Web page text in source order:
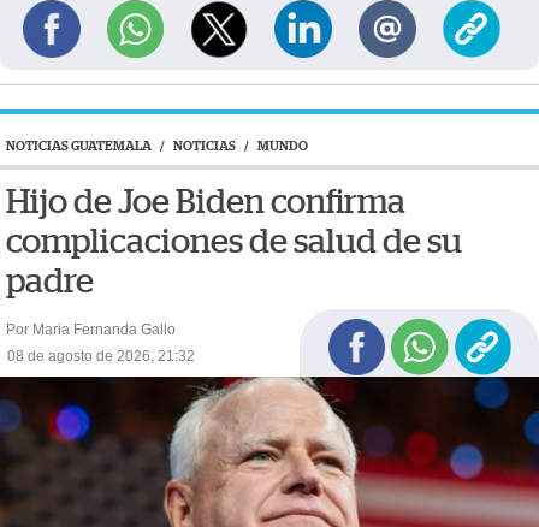
NOTICIAS GUATEMALA / NOTICIAS / MUNDO
Hijo de Joe Biden confirma
complicaciones de salud de su
padre
Por Maria Fernanda Gallo
08 de agosto de 2026, 21:32